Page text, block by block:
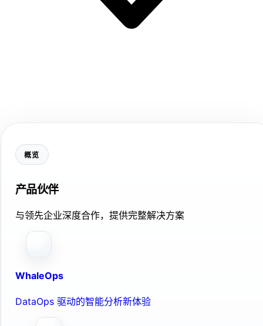
概览
产品伙伴
与领先企业深度合作，提供完整解决方案
WhaleOps
DataOps 驱动的智能分析新体验